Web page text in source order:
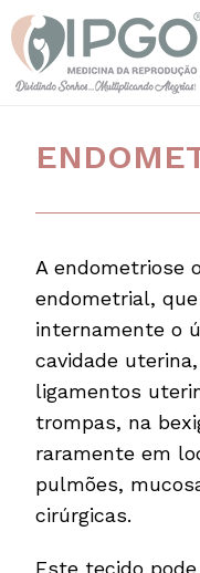
A endometriose
endometrial,
internamente o
cavidade
ligamentos
trompas, na
raramente em
pulmões,
cirúrgicas.
Este tecido